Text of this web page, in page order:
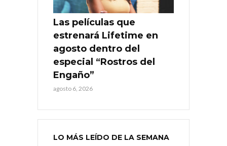
Las películas que
estrenará Lifetime en
agosto dentro del
especial “Rostros del
Engaño”
agosto 6, 2026
LO MÁS LEÍDO DE LA SEMANA